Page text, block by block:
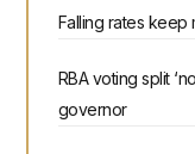
Falling rates keep
RBA voting split
governor